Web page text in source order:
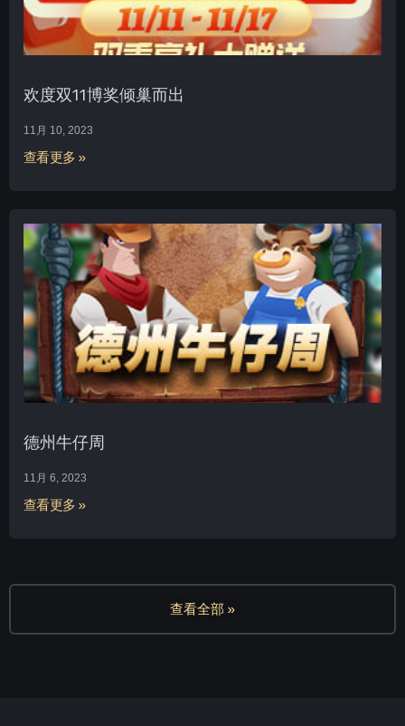
欢度双11博奖倾巢而出
11月 10, 2023
查看更多 »
德州牛仔周
11月 6, 2023
查看更多 »
查看全部 »